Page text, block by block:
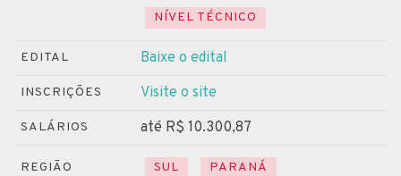
NÍVEL TÉCNICO
EDITAL Baixe o edital
INSCRIÇÕES Visite o site
SALÁRIOS até R$ 10.300,87
REGIÃO SUL PARANÁ